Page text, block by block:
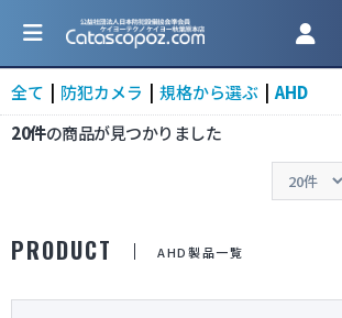
全て 防犯カメラ 規格から選ぶ
AHD
20件の商品が見つかりました
PRODUCT AHD製品一覧
防犯カメラ